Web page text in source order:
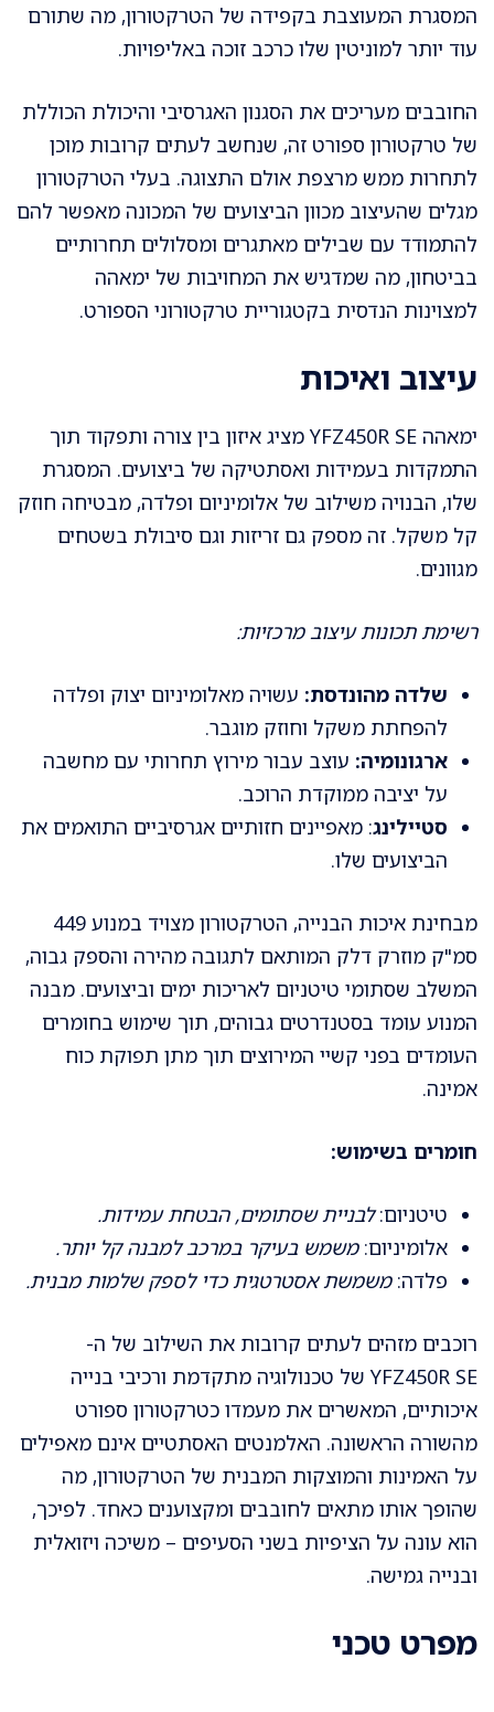
המסגרת המעוצבת בקפידה של הטרקטורון, מה שתורם
עוד יותר למוניטין שלו כרכב זוכה באליפויות.
החובבים מעריכים את הסגנון האגרסיבי והיכולת הכוללת
של טרקטורון ספורט זה, שנחשב לעתים קרובות מוכן
לתחרות ממש מרצפת אולם התצוגה. בעלי הטרקטורון
מגלים שהעיצוב מכוון הביצועים של המכונה מאפשר להם
להתמודד עם שבילים מאתגרים ומסלולים תחרותיים
בביטחון, מה שמדגיש את המחויבות של ימאהה
למצוינות הנדסית בקטגוריית טרקטורוני הספורט.
עיצוב ואיכות
ימאהה YFZ450R SE מציג איזון בין צורה ותפקוד תוך
התמקדות בעמידות ואסתטיקה של ביצועים. המסגרת
שלו, הבנויה משילוב של אלומיניום ופלדה, מבטיחה חוזק
קל משקל. זה מספק גם זריזות וגם סיבולת בשטחים
מגוונים.
רשימת תכונות עיצוב מרכזיות:
שלדה מהונדסת: עשויה מאלומיניום יצוק ופלדה
להפחתת משקל וחוזק מוגבר.
ארגונומיה: עוצב עבור מירוץ תחרותי עם מחשבה
על יציבה ממוקדת הרוכב.
סטיילינג: מאפיינים חזותיים אגרסיביים התואמים את
הביצועים שלו.
מבחינת איכות הבנייה, הטרקטורון מצויד במנוע 449
סמ"ק מוזרק דלק המותאם לתגובה מהירה והספק גבוה,
המשלב שסתומי טיטניום לאריכות ימים וביצועים. מבנה
המנוע עומד בסטנדרטים גבוהים, תוך שימוש בחומרים
העומדים בפני קשיי המירוצים תוך מתן תפוקת כוח
אמינה.
חומרים בשימוש:
טיטניום:לבניית שסתומים, הבטחת עמידות.
אלומיניום:משמש בעיקר במרכב למבנה קל יותר.
פלדה:משמשת אסטרטגית כדי לספק שלמות מבנית.
רוכבים מזהים לעתים קרובות את השילוב של ה-
YFZ450R SE של טכנולוגיה מתקדמת ורכיבי בנייה
איכותיים, המאשרים את מעמדו כטרקטורון ספורט
מהשורה הראשונה. האלמנטים האסתטיים אינם מאפילים
על האמינות והמוצקות המבנית של הטרקטורון, מה
שהופך אותו מתאים לחובבים ומקצוענים כאחד. לפיכך,
הוא עונה על הציפיות בשני הסעיפים – משיכה ויזואלית
ובנייה גמישה.
מפרט טכני